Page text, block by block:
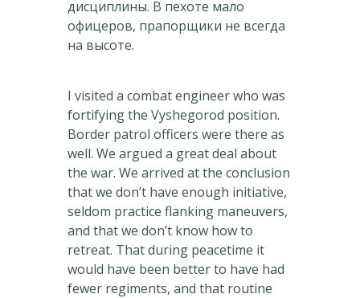
дисциплины. В пехоте мало
офицеров, прапорщики не всегда
на высоте.
I visited a combat engineer who was
fortifying the Vyshegorod position.
Border patrol officers were there as
well. We argued a great deal about
the war. We arrived at the conclusion
that we don’t have enough initiative,
seldom practice flanking maneuvers,
and that we don’t know how to
retreat. That during peacetime it
would have been better to have had
fewer regiments, and that routine